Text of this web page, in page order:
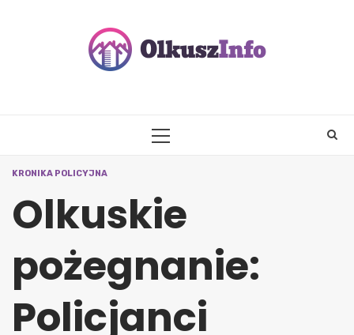
PRIMARY
KRONIKA POLICYJNA
Olkuskie
pożegnanie:
Policjanci